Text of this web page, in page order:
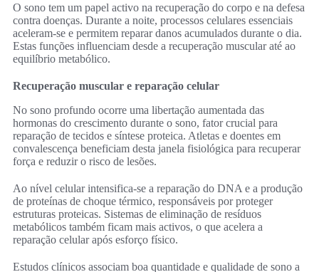
O sono tem um papel activo na recuperação do corpo e na defesa
contra doenças. Durante a noite, processos celulares essenciais
aceleram-se e permitem reparar danos acumulados durante o dia.
Estas funções influenciam desde a recuperação muscular até ao
equilíbrio metabólico.
Recuperação muscular e reparação celular
No sono profundo ocorre uma libertação aumentada das
hormonas do crescimento durante o sono, fator crucial para
reparação de tecidos e síntese proteica. Atletas e doentes em
convalescença beneficiam desta janela fisiológica para recuperar
força e reduzir o risco de lesões.
Ao nível celular intensifica-se a reparação do DNA e a produção
de proteínas de choque térmico, responsáveis por proteger
estruturas proteicas. Sistemas de eliminação de resíduos
metabólicos também ficam mais activos, o que acelera a
reparação celular após esforço físico.
Estudos clínicos associam boa quantidade e qualidade de sono a